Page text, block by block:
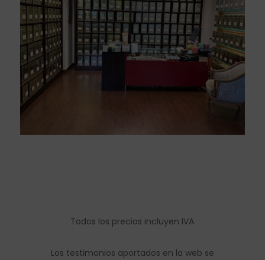
Todos los precios incluyen IVA
Los testimonios aportados en la web se